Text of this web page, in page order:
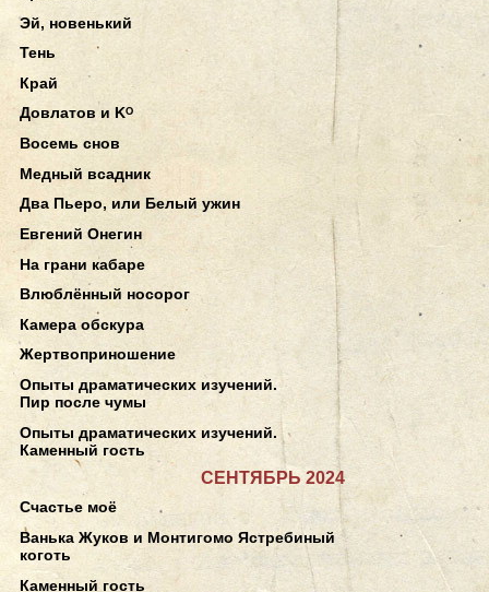
Эй, новенький
Тень
Край
Довлатов и Kᴼ
Восемь снов
Медный всадник
Два Пьеро, или Белый ужин
Евгений Онегин
На грани кабаре
Влюблённый носорог
Камера обскура
Жертвоприношение
Опыты драматических изучений.
Пир после чумы
Опыты драматических изучений.
Каменный гость
СЕНТЯБРЬ 2024
Счастье моё
Ванька Жуков и Монтигомо Ястребиный
коготь
Каменный гость